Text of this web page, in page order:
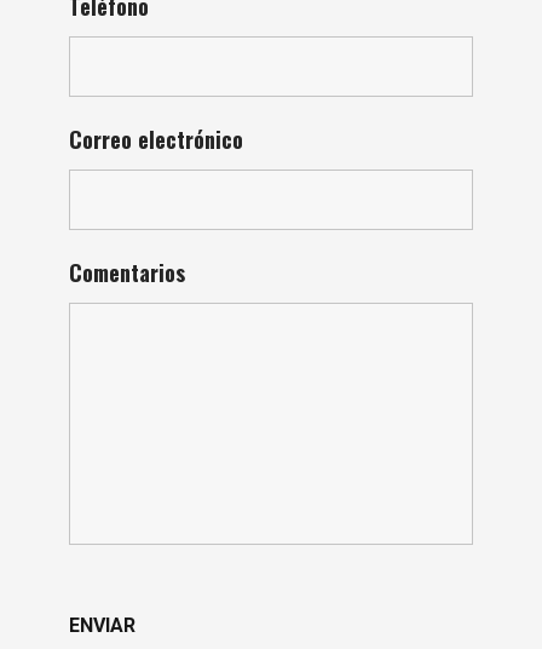
Correo electrónico
Comentarios